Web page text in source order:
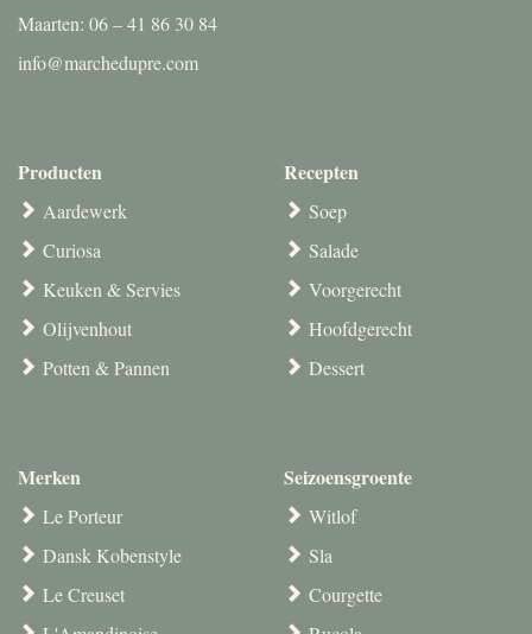
Maarten: 06 – 41 86 30 84
info@marchedupre.com
Producten
Aardewerk
Curiosa
Keuken & Servies
Olijvenhout
Potten & Pannen
Merken
Le Porteur
Dansk Kobenstyle
Le Creuset
Recepten
Soep
Salade
Voorgerecht
Hoofdgerecht
Dessert
Seizoensgroente
Witlof
Sla
Courgette